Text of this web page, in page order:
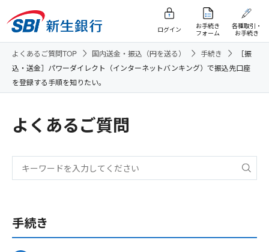
ログイン
お手続き
フォーム
各種取引・
お手続き
よくあるご質問TOP 国内送金・振込（円を送る） 手続き
［振
込・送金］パワーダイレクト（インターネットバンキング）で振込先口座
を登録する手順を知りたい。
よくあるご質問
手続き